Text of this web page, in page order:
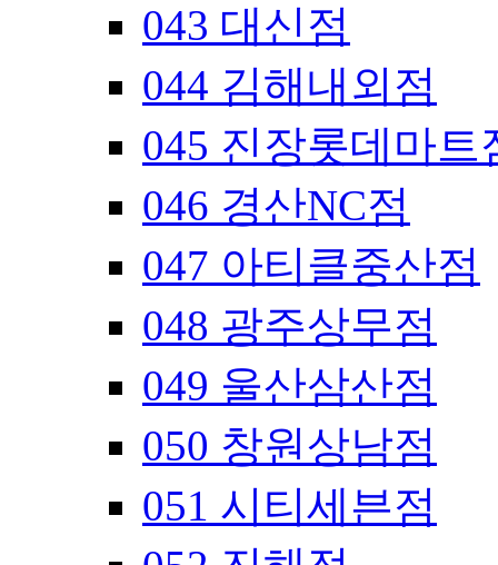
043 대신점
044 김해내외점
045 진장롯데마트
046 경산NC점
047 아티클중산점
048 광주상무점
049 울산삼산점
050 창원상남점
051 시티세븐점